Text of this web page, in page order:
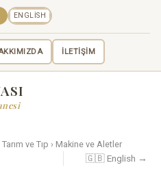
İLETİŞİM
ENGLISH
ve Tıp › Makine ve Aletler
🇬🇧 English →